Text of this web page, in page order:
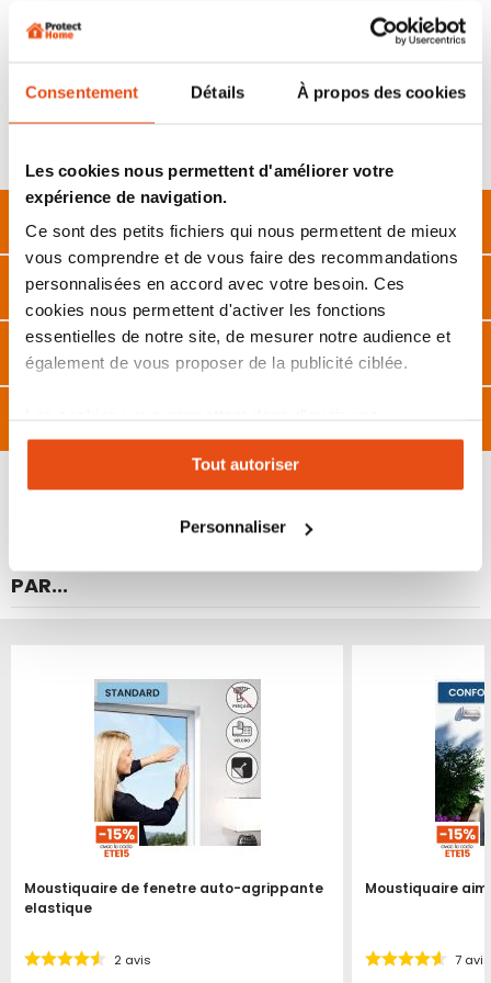
Consentement Détails À propos des cookies
Les cookies nous permettent d'améliorer votre
expérience de navigation.
Ce sont des petits fichiers qui nous permettent de mieux
vous comprendre et de vous faire des recommandations
personnalisées en accord avec votre besoin. Ces
cookies nous permettent d'activer les fonctions
essentielles de notre site, de mesurer notre audience et
également de vous proposer de la publicité ciblée.
expérience personnalisée sur notre site. Vous pouvez
changer votre choix à n'importe quel moment. Refuser
tous les cookies peut limiter certaines fonctionnalités.
Tout autoriser
Personnaliser
Conditions d'installation :
Vérifiez que votre
encadrement de fenetre extérieur possède au moins 2
en bas.
Description
Caractéristiques
FAQ
PAR...
Moustiquaire de fenetre auto-agrippante
elastique
2 avis
Moustiquaire
7 avis